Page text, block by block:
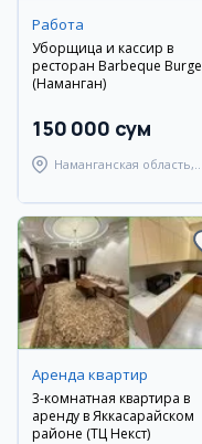
Работа
Уборщица и кассир в
ресторан Barbeque
(Наманган)
150 000 сум
Наманганская область,
Аренда квартир
3-комнатная квартира в
аренду в Яккасарайском
районе (ТЦ Некст)